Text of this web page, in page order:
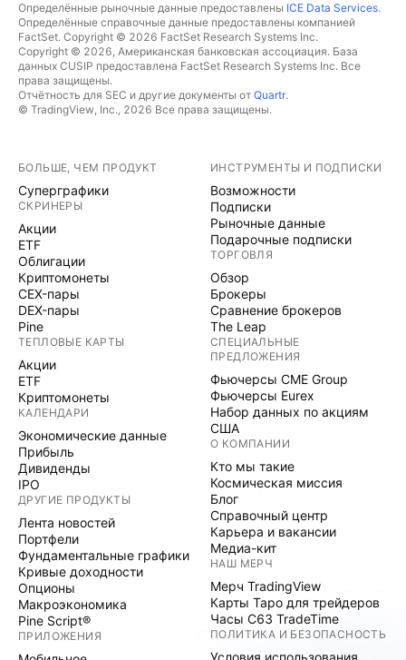
Определённые рыночные данные предоставлены ICE Data Services.
Определённые справочные данные предоставлены компанией
FactSet. Copyright © 2026 FactSet Research Systems Inc.
Copyright © 2026, Американская банковская ассоциация. База
данных CUSIP предоставлена FactSet Research Systems Inc. Все
права защищены.
Отчётность для SEC и другие документы от Quartr.
© TradingView, Inc., 2026 Все права защищены.
БОЛЬШЕ, ЧЕМ ПРОДУКТ
Суперграфики
СКРИНЕРЫ
Акции
ETF
Облигации
Криптомонеты
CEX-пары
DEX-пары
Pine
ТЕПЛОВЫЕ КАРТЫ
Акции
ETF
Криптомонеты
КАЛЕНДАРИ
Экономические данные
Прибыль
Дивиденды
IPO
ДРУГИЕ ПРОДУКТЫ
Лента новостей
Портфели
Фундаментальные графики
Кривые доходности
Опционы
Макроэкономика
Pine Script®
ПРИЛОЖЕНИЯ
ИНСТРУМЕНТЫ И ПОДПИСКИ
Возможности
Подписки
Рыночные данные
Подарочные подписки
ТОРГОВЛЯ
Обзор
Брокеры
Сравнение брокеров
The Leap
СПЕЦИАЛЬНЫЕ
ПРЕДЛОЖЕНИЯ
Фьючерсы CME Group
Фьючерсы Eurex
Набор данных по акциям
США
О КОМПАНИИ
Кто мы такие
Космическая миссия
Блог
Справочный центр
Карьера и вакансии
Медиа-кит
НАШ МЕРЧ
Мерч TradingView
Карты Таро для трейдеров
Часы C63 TradeTime
ПОЛИТИКА И БЕЗОПАСНОСТЬ
Условия использования